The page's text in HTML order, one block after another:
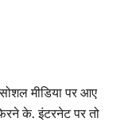
मीडिया पर आए
के. इंटरनेट पर तो